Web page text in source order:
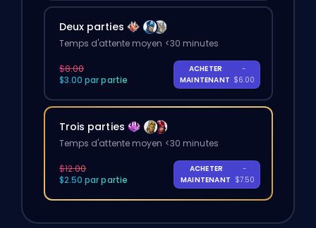
Deux parties
Temps d'attente moyen <30 minutes
$8.00
$3.00 par partie
ACHETER
MAINTENANT
-
$6.00
Trois parties
Temps d'attente moyen <30 minutes
$12.00
$2.50 par partie
ACHETER
MAINTENANT
-
$7.50